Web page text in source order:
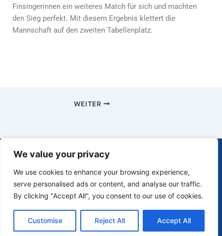
We value your privacy
We use cookies to enhance your browsing experience,
serve personalised ads or content, and analyse our traffic.
By clicking "Accept All", you consent to our use of cookies.
Customise Reject All Accept All
Finsingerinnen ein weiteres Match für sich und machten
den Sieg perfekt. Mit diesem Ergebnis klettert die
Mannschaft auf den zweiten Tabellenplatz.
WEITER
Impressum
Datenschutz
Am Steinfeld
Finsing
H
m
-
i
n